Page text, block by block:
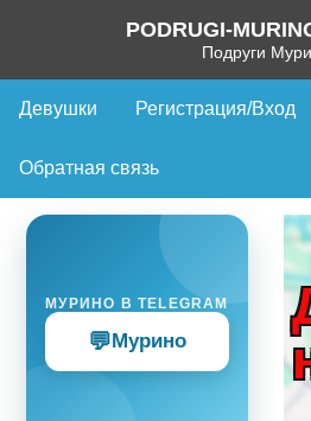
PODRUGI-
Подруги
Девушки Регистрация/Вход
Обратная связь
МУРИНО В TELEGRAM
💬Мурино